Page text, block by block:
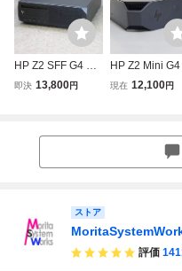
HP Z2 SFF G4 Wo
rkstation / Xeon E-
即決 13,800円
HP Z2 Mini G4
rkstation Xeon
現在 12,100円
ストア
評価